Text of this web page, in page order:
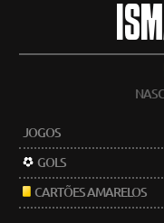
JOGOS
GOLS
CARTÕES AMARELOS